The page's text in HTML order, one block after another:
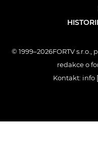
© 1999–2026FORTV
redakce o
Kontakt: info